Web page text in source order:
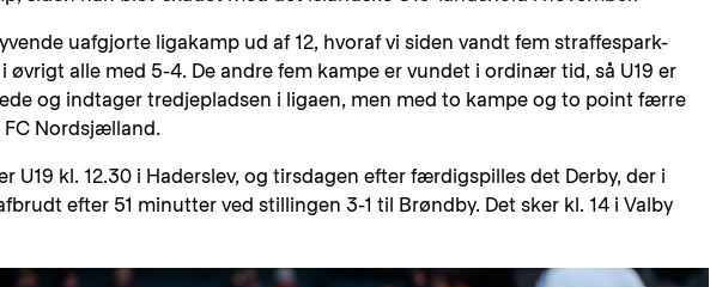
uafgjorte ligakamp ud af 12, hvoraf vi siden vandt fem straffespark-
øvrigt alle med 5-4. De andre fem kampe er vundet i ordinær tid, så U19 er
og indtager tredjepladsen i ligaen, men med to kampe og to point færre
Nordsjælland.
U19 kl. 12.30 i Haderslev, og tirsdagen efter færdigspilles det Derby, der i
efter 51 minutter ved stillingen 3-1 til Brøndby. Det sker kl. 14 i Valby